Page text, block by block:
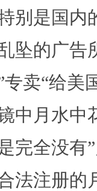
别是国内
坠的广告
专卖“给美
中月水中
完全没有
法注册的